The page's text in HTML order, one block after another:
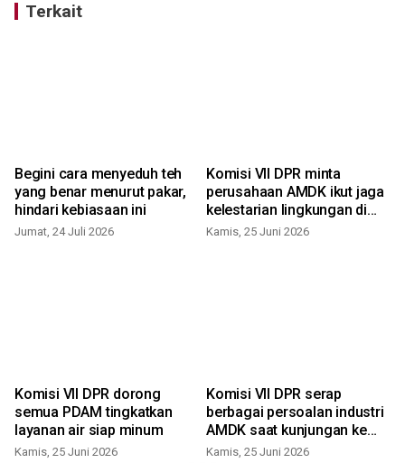
Terkait
Begini cara menyeduh teh
yang benar menurut pakar,
hindari kebiasaan ini
Jumat, 24 Juli 2026
Komisi VII DPR minta
perusahaan AMDK ikut jaga
kelestarian lingkungan di
Bogor
Kamis, 25 Juni 2026
Komisi VII DPR dorong
semua PDAM tingkatkan
layanan air siap minum
Kamis, 25 Juni 2026
Komisi VII DPR serap
berbagai persoalan industri
AMDK saat kunjungan ke
Bogor
Kamis, 25 Juni 2026